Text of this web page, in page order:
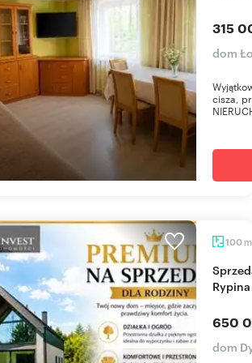
315
dom
cisza,
100 m
Sprzedam nowoczesny dom 89 m² w Dylewie koło
Rypina
650
dom